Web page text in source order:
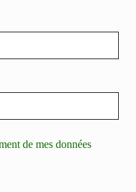
de mes données